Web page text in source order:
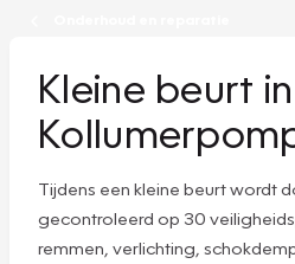
Kleine beurt in
Tijdens een kleine beurt wordt
gecontroleerd op 30
remmen, verlichting,